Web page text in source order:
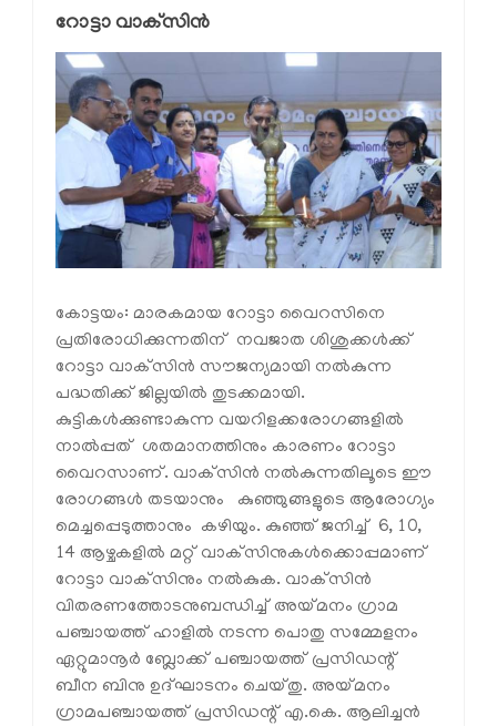
റോട്ടാ വാക്‌സിന്‍
കോട്ടയം: മാരകമായ റോട്ടാ വൈറസിനെ
പ്രതിരോധിക്കുന്നതിന് നവജാത ശിശുക്കള്‍ക്ക്
റോട്ടാ വാക്‌സിന്‍ സൗജന്യമായി നല്‍കുന്ന
പദ്ധതിക്ക് ജില്ലയില്‍ തുടക്കമായി.
കുട്ടികള്‍ക്കുണ്ടാകുന്ന വയറിളക്കരോഗങ്ങളില്‍
നാല്‍പ്പത് ശതമാനത്തിനും കാരണം റോട്ടാ
വൈറസാണ്. വാക്‌സിന്‍ നല്‍കുന്നതിലൂടെ ഈ
രോഗങ്ങള്‍ തടയാനും കുഞ്ഞുങ്ങളുടെ ആരോഗ്യം
മെച്ചപ്പെടുത്താനും കഴിയും. കുഞ്ഞ് ജനിച്ച് 6, 10,
14 ആഴ്ചകളില്‍ മറ്റ് വാക്‌സിനുകള്‍ക്കൊപ്പമാണ്
റോട്ടാ വാക്‌സിനും നല്‍കുക. വാക്‌സിന്‍
വിതരണത്തോടനുബന്ധിച്ച് അയ്മനം ഗ്രാമ
പഞ്ചായത്ത് ഹാളില്‍ നടന്ന പൊതു സമ്മേളനം
ഏറ്റുമാനൂര്‍ ബ്ലോക്ക് പഞ്ചായത്ത് പ്രസിഡന്റ്
ബീന ബിനു ഉദ്ഘാടനം ചെയ്തു. അയ്മനം
ഗ്രാമപഞ്ചായത്ത് പ്രസിഡന്റ് എ.കെ. ആലിച്ചന്‍